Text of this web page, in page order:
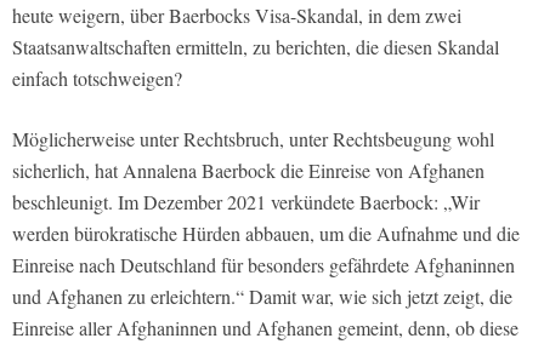
heute weigern, über Baerbocks Visa-Skandal, in dem zwei
Staatsanwaltschaften ermitteln, zu berichten, die diesen Skandal
einfach totschweigen?
Möglicherweise unter Rechtsbruch, unter Rechtsbeugung wohl
sicherlich, hat Annalena Baerbock die Einreise von Afghanen
beschleunigt. Im Dezember 2021 verkündete Baerbock: „Wir
werden bürokratische Hürden abbauen, um die Aufnahme und die
Einreise nach Deutschland für besonders gefährdete Afghaninnen
und Afghanen zu erleichtern.“ Damit war, wie sich jetzt zeigt, die
Einreise aller Afghaninnen und Afghanen gemeint, denn, ob diese